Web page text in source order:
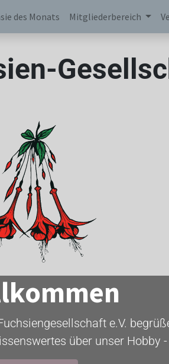
des Monats Mitgliederbereich
e.V.
über unser Hobby